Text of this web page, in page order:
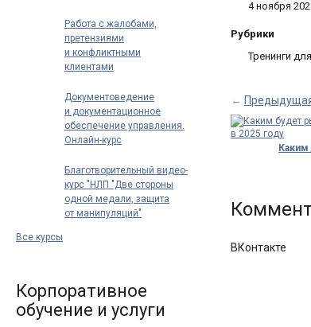
4 ноября
Рубрики
Тренинги
←
ВКонтакте
Работа с жалобами,
претензиями
и конфликтными
клиентами
Документоведение
и документационное
обеспечение управления.
Онлайн-курс
Благотворительный видео-
курс "НЛП "Две стороны
одной медали, защита
от манипуляций"
Все курсы
Корпоративное
обучение и услуги